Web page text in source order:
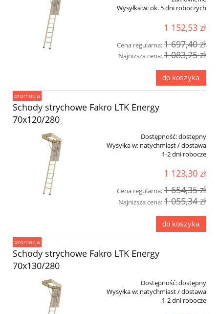
Wysyłka w:ok. 5 dni roboczych
1 152,53 zł
Cena regularna:1 697,40 zł
Najniższa cena:1 083,75 zł
do koszyka
Schody strychowe Fakro LTK Energy
70x120/280
Dostępność:dostępny
Wysyłka w: natychmiast / dostawa
1-2 dni robocze
1 123,30 zł
Cena regularna:1 654,35 zł
Najniższa cena:1 055,34 zł
do koszyka
promocja
Schody strychowe Fakro LTK Energy
70x130/280
Dostępność:dostępny
Wysyłka w: natychmiast / dostawa
1-2 dni robocze
promocja